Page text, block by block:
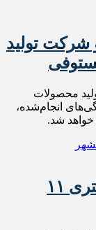
شرکت تولید
محصولات
انجام‌شده،
شد.
آغاز عملیات اجرایی احداث کلانتری ۱۱